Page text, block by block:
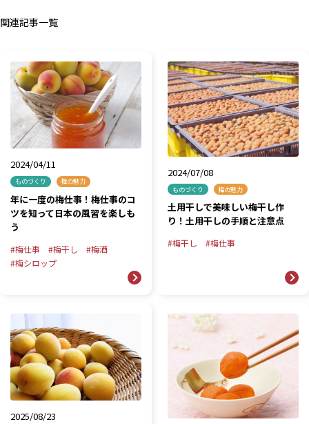
関連記事一覧
2024/04/11
ものづくり 梅の魅力
年に一度の梅仕事！梅仕事のコ
ツを知って日本の風習を楽しも
う
梅仕事 梅干し
梅酒
梅シロップ
2024/07/08
ものづくり 梅の魅力
土用干しで美味しい梅干し作
り！土用干しの手順と注意点
梅干し 梅仕事
2025/08/23